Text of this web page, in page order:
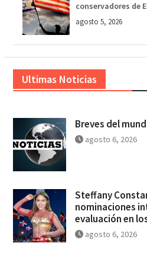
conservadores de
agosto 5, 2026
Ultimas Noticias
Breves del
agosto 6, 2026
Steffany
nominaciones
evaluación en
agosto 6, 2026